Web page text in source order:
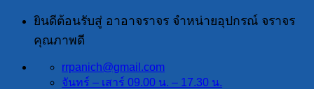
ข้าม
เนื้อหา
ยินดีต้อนรับสู่ อาอาจราจร จำหน่ายอุปกรณ์ จราจร
คุณภาพดี
rrpanich@gmail.com
จันทร์ – เสาร์ 09.00 น. – 17.30 น.